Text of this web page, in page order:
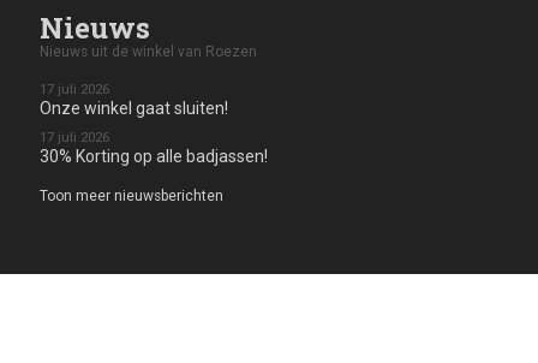
Nieuws
Nieuws uit de winkel van Roezen
17 juli 2026
Onze winkel gaat sluiten!
17 juli 2026
30% Korting op alle badjassen!
Toon meer nieuwsberichten